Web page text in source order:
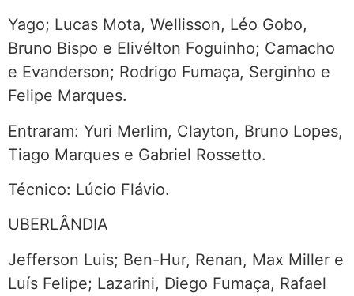
Yago; Lucas Mota, Wellisson, Léo Gobo,
Bruno Bispo e Elivélton Foguinho; Camacho
e Evanderson; Rodrigo Fumaça, Serginho e
Felipe Marques.
Entraram: Yuri Merlim, Clayton, Bruno Lopes,
Tiago Marques e Gabriel Rossetto.
Técnico: Lúcio Flávio.
UBERLÂNDIA
Jefferson Luis; Ben-Hur, Renan, Max Miller e
Luís Felipe; Lazarini, Diego Fumaça, Rafael